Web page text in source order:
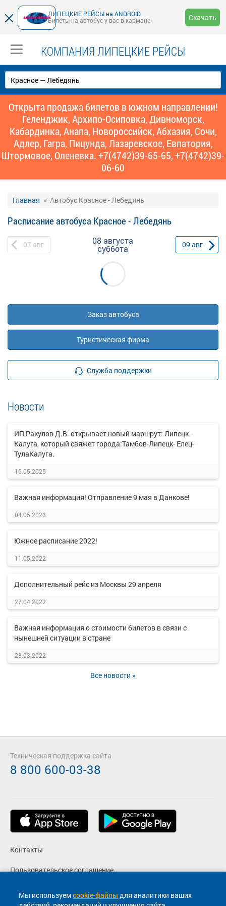
ЛИПЕЦКИЕ РЕЙСЫ на ANDROID
Билеты на автобус у вас в кармане
Скачать
КОМПАНИЯ ЛИПЕЦКИЕ РЕЙСЫ
Открыта продажа билетов в южном направлении!
Геленджик, Архипо-Осиповка, Дивноморск,
Кабардинка, Анапа, Новороссийск, Абхазия, Сочи,
Адлер, Гагра, Пицунда, Лазаревское, Евпатория,
Штормовое, Оленевка. +7(4742)39-65-65, +7(4742)39-
06-60
Главная Автобус Красное - Лебедянь
Расписание автобуса Красное - Лебедянь
07 авг 08 августа
суббота 09 авг
Заказ автобуса
Туристическая фирма
Служба поддержки
Новости
ИП Ракулов Д.В. открывает новый маршрут: Липецк-
Калуга, который свяжет города:Тамбов-Липецк- Елец-
ТулаКалуга.
16.05.2025
Важная информация! Отправление 9 мая в Данкове!
04.05.2023
Южное расписание 2022!
11.05.2022
Дополнительный рейс из Москвы 29 апреля
27.04.2022
Важная информация о стоимости билетов в связи с
нынешней ситуации в стране
28.03.2022
Все новости »
Мы используемcookie-файлы для аналитики ваших
Контакты
Пользовательское соглашение
Политика конфиденциальности
Техническая поддержка сайта
8 800 600-03-38